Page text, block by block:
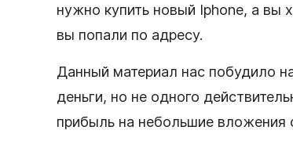
нужно купить новый Iphone, а вы
вы попали по адресу.
Данный материал нас побудило
деньги, но не одного
прибыль на небольшие вложения